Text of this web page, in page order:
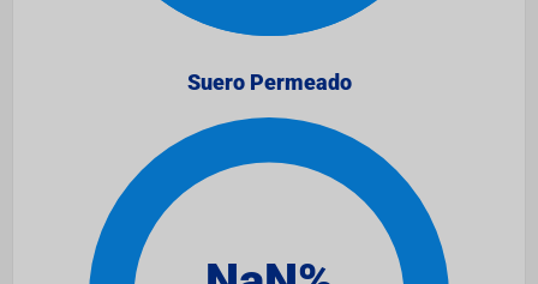
Suero Permeado